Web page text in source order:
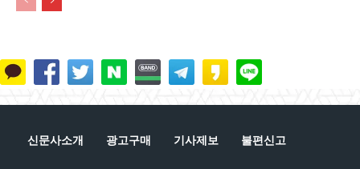
신문사소개 광고구매 기사제보 불편신고